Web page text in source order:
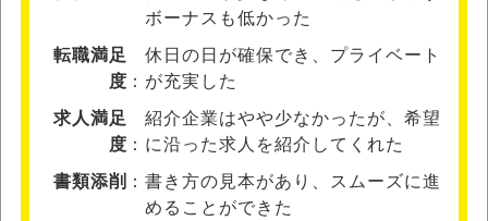
ボーナスも低かった
転職満足
度
休日の日が確保でき、プライベート
が充実した
求人満足
度
紹介企業はやや少なかったが、希望
に沿った求人を紹介してくれた
書類添削
書き方の見本があり、スムーズに進
めることができた